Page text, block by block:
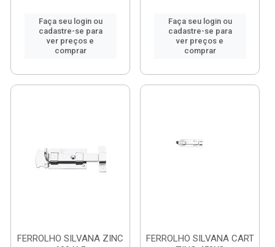
Faça seu login ou
cadastre-se para
ver preços e
comprar
Faça seu login ou
cadastre-se para
ver preços e
comprar
FERROLHO SILVANA ZINC
FERROLHO SILVANA CART